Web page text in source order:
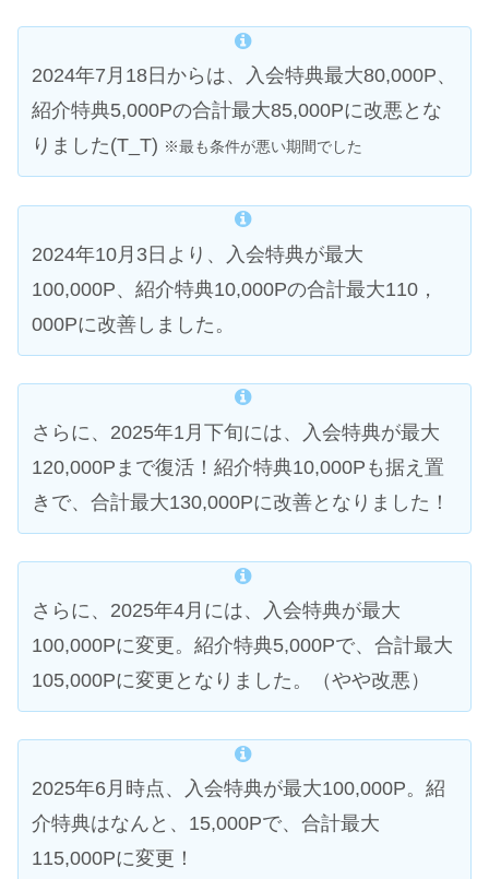
2024年7月18日からは、入会特典最大80,000P、
紹介特典5,000Pの合計最大85,000Pに改悪とな
りました(T_T) ※最も条件が悪い期間でした
2024年10月3日より、入会特典が最大
100,000P、紹介特典10,000Pの合計最大110，
000Pに改善しました。
さらに、2025年1月下旬には、入会特典が最大
120,000Pまで復活！紹介特典10,000Pも据え置
きで、合計最大130,000Pに改善となりました！
さらに、2025年4月には、入会特典が最大
100,000Pに変更。紹介特典5,000Pで、合計最大
105,000Pに変更となりました。（やや改悪）
2025年6月時点、入会特典が最大100,000P。紹
介特典はなんと、15,000Pで、合計最大
115,000Pに変更！